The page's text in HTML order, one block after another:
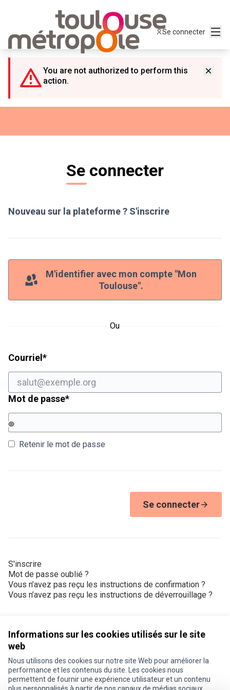
Informations sur les cookies utilisés sur le site
web
Nous utilisons des cookies sur notre site Web pour améliorer la
performance et les contenus du site. Les cookies nous
permettent de fournir une expérience utilisateur et un contenu
Se connecter
You are not authorized to perform this
action.
Se connecter
Nouveau sur la plateforme ? S'inscrire
M'identifier avec mon compte "Mon
Toulouse".
Ou
Courriel *Champ obligatoire
Mot de passe*Champ obligatoire
Retenir le mot de passe
Se connecter
S'inscrire
Mot de passe oublié ?
Vous n’avez pas reçu les instructions de confirmation ?
Vous n’avez pas reçu les instructions de déverrouillage ?
Conditions d'utilisation
Paramètres des cookies
Je participe ! sur X
Je participe ! sur Facebook
Je participe ! sur Instagram